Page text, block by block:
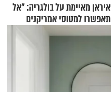
איראן מאיימת על בולגריה: "אל
תאפשרו למטוסי אמריקנים
להמריא מהשטח שלכם"